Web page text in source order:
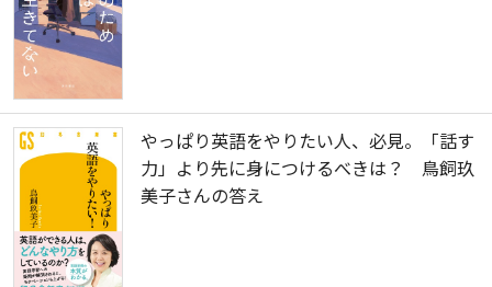
やっぱり英語をやりたい人、必見。「話す
力」より先に身につけるべきは？ 鳥飼玖
美子さんの答え